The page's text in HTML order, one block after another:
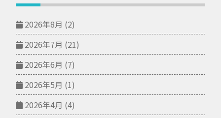
2026年8月 (2)
2026年7月 (21)
2026年6月 (7)
2026年5月 (1)
2026年4月 (4)